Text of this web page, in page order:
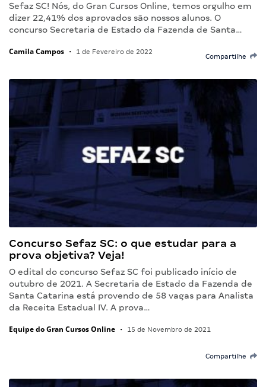
Sefaz SC! Nós, do Gran Cursos Online, temos orgulho em
dizer 22,41% dos aprovados são nossos alunos. O
concurso Secretaria de Estado da Fazenda de Santa…
Camila Campos • 1 de Fevereiro de 2022
Compartilhe
Concurso Sefaz SC: o que estudar para a
prova objetiva? Veja!
O edital do concurso Sefaz SC foi publicado início de
outubro de 2021. A Secretaria de Estado da Fazenda de
Santa Catarina está provendo de 58 vagas para Analista
da Receita Estadual IV. A prova…
Equipe do Gran Cursos Online • 15 de Novembro de 2021
Compartilhe